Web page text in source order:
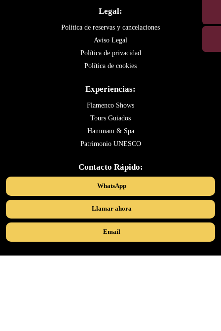
Legal:
Política de reservas y cancelaciones
Aviso Legal
Política de privacidad
Política de cookies
Experiencias:
Flamenco Shows
Tours Guiados
Hammam & Spa
Patrimonio UNESCO
Contacto Rápido:
WhatsApp
Llamar ahora
Email